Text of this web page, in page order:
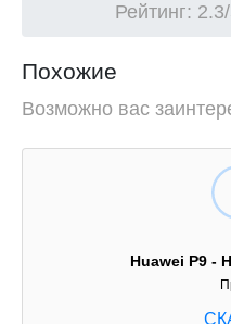
Рейтинг: 2.3
Похожие
Возможно вас
Huawei P9 -